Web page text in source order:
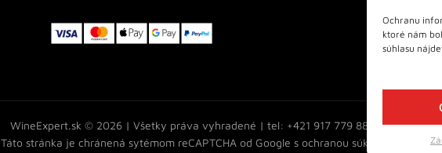
Ochranu
ktoré nám
súhlasu
WineExpert.sk © 2026 | Všetky práva vyhradené | tel: +421 917 779 888 | e-mail:
Táto stránka je chránená sytémom reCAPTCHA od Google s ochranou súkromia